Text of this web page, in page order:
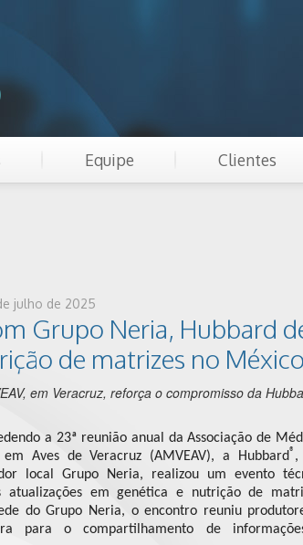
Equipe Clientes
julho de 2025
Grupo Neria, Hubbard
de matrizes no México
em Veracruz, reforça o compromisso da
a 23ª reunião anual da Associação de
em Aves de Veracruz (AMVEAV), a Hubbard® ,
local Grupo Neria, realizou um evento
atualizações em genética e nutrição de
do Grupo Neria, o encontro reuniu
para o compartilhamento de